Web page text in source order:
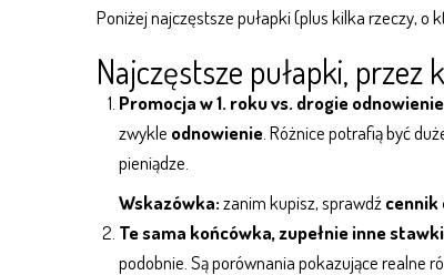
Poniżej najczęstsze pułapki (plus kilka rzeczy, o
Najczęstsze pułapki, przez
Promocja w 1. roku vs. drogie odnowienie
zwykle odnowienie . Różnice potrafią być
pieniądze.
Wskazówka:zanim kupisz, sprawdźcennik
Te sama końcówka, zupełnie inne
podobnie. Są porównania pokazujące realne